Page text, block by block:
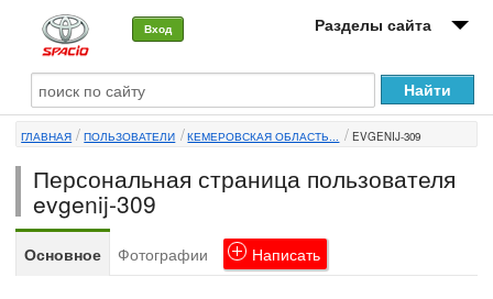
Вход Разделы сайта
О машине
Автоклуб
Форумы
Сервисы и услуги
ГЛАВНАЯ ПОЛЬЗОВАТЕЛИ КЕМЕРОВСКАЯ ОБЛАСТЬ... EVGENIJ-309
Персональная страница пользователя
evgenij-309
Основное Фотографии Написать